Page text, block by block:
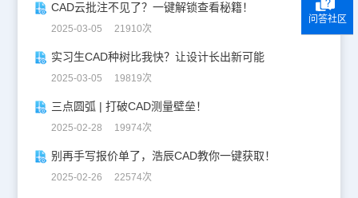
CAD云批注不见了？一键解锁查看秘籍！
2025-03-05 21910次
实习生CAD种树比我快？让设计长出新可能
2025-03-05 19819次
三点圆弧 | 打破CAD测量壁垒！
2025-02-28 19974次
别再手写报价单了，浩辰CAD教你一键获取！
2025-02-26 22574次
问答社区